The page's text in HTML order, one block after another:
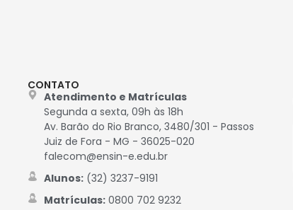
CONTATO
Atendimento e Matrículas
Segunda a sexta, 09h às 18h
Av. Barão do Rio Branco, 3480/301 - Passos
Juiz de Fora - MG - 36025-020
falecom@ensin-e.edu.br
Alunos:(32) 3237-9191
Matrículas:0800 702 9232